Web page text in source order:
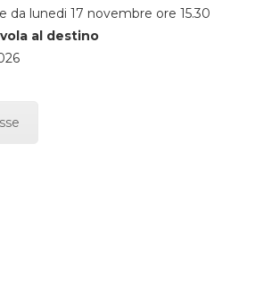
da lunedi 17 novembre ore 15.30
al destino